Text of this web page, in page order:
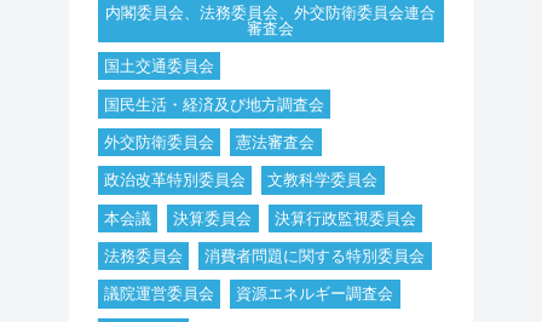
内閣委員会、法務委員会、外交防衛委員会連合
審査会
国土交通委員会
国民生活・経済及び地方調査会
外交防衛委員会
憲法審査会
政治改革特別委員会
文教科学委員会
本会議
決算委員会
決算行政監視委員会
法務委員会
消費者問題に関する特別委員会
議院運営委員会
資源エネルギー調査会